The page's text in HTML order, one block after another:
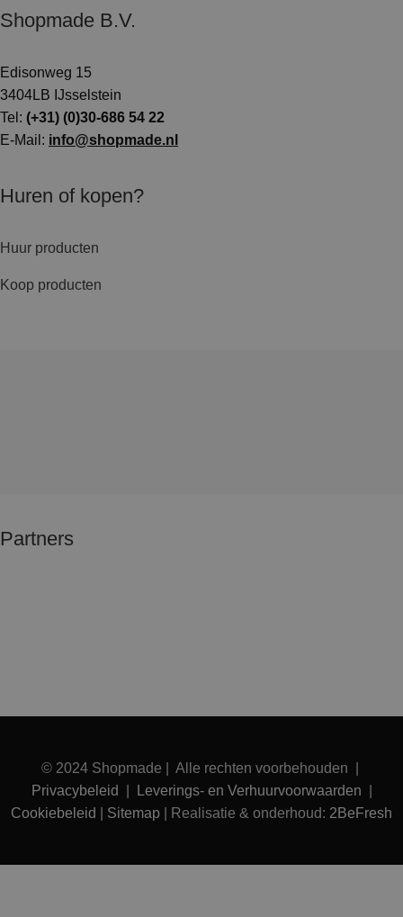
Shopmade B.V.
Edisonweg 15
3404LB IJsselstein
Tel: (+31) (0)30-686 54 22
E-Mail: info@shopmade.nl
Huren of kopen?
Huur producten
Koop producten
Partners
© 2024 Shopmade | Alle rechten voorbehouden |
Privacybeleid
Leverings- en Verhuurvoorwaarden
Cookiebeleid
Sitemap | Realisatie & onderhoud: 2BeFresh